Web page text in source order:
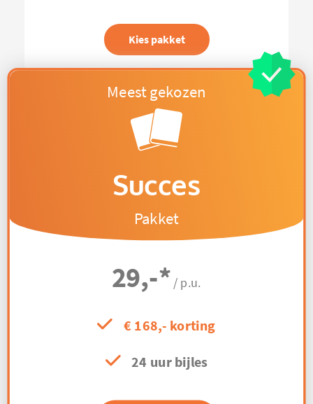
Kies pakket
Succes
Pakket
29,-* / p.u.
€ 168,- korting
24 uur bijles